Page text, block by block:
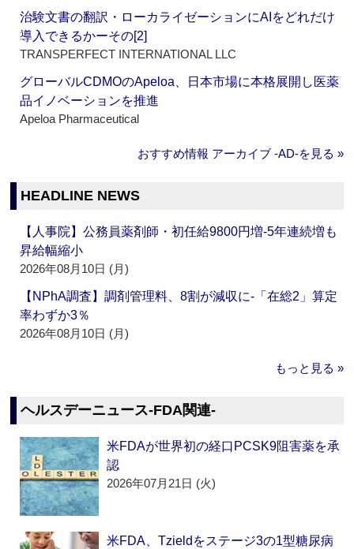
治験文書の翻訳・ローカライゼーションにAIをどれだけ
導入できるかーその[2]
TRANSPERFECT INTERNATIONAL LLC
グローバルCDMOのApeloa、日本市場に本格展開し医薬
品イノベーションを推進
Apeloa Pharmaceutical
おすすめ情報 アーカイブ ‐AD‐を見る »
HEADLINE NEWS
【人事院】公務員薬剤師・初任給9800円増‐5年連続増も
昇給幅縮小
2026年08月10日 (月)
【NPhA調査】調剤管理料、8割が減収に‐「在総2」算定
率わずか3％
2026年08月10日 (月)
もっと見る »
ヘルスデーニュース‐FDA関連‐
米FDAが世界初の経口PCSK9阻害薬を承
認
2026年07月21日 (火)
米FDA、Tzieldをステージ3の1型糖尿病